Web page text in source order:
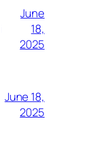
June
18,
2025
June 18,
2025